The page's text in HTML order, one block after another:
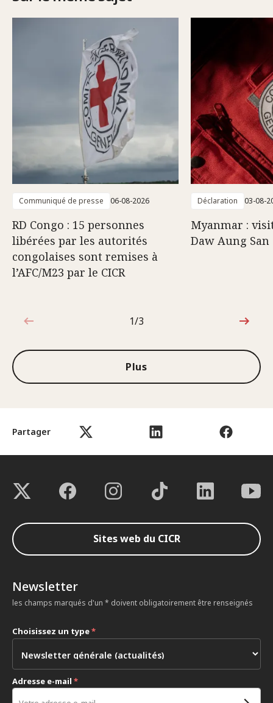
Partager
Communiqué de presse 06-08-2026
RD Congo : 15 personnes
libérées par les autorités
congolaises sont remises à
l’AFC/M23 par le CICR
Déclaration 03-08-
Myanmar :
Daw Aung San
1sur3
1/3
Plus
Sites web du CICR
Newsletter
les champs marqués d'un * doivent obligatoirement être renseignés
Choisissez un type*
Adresse e-mail *